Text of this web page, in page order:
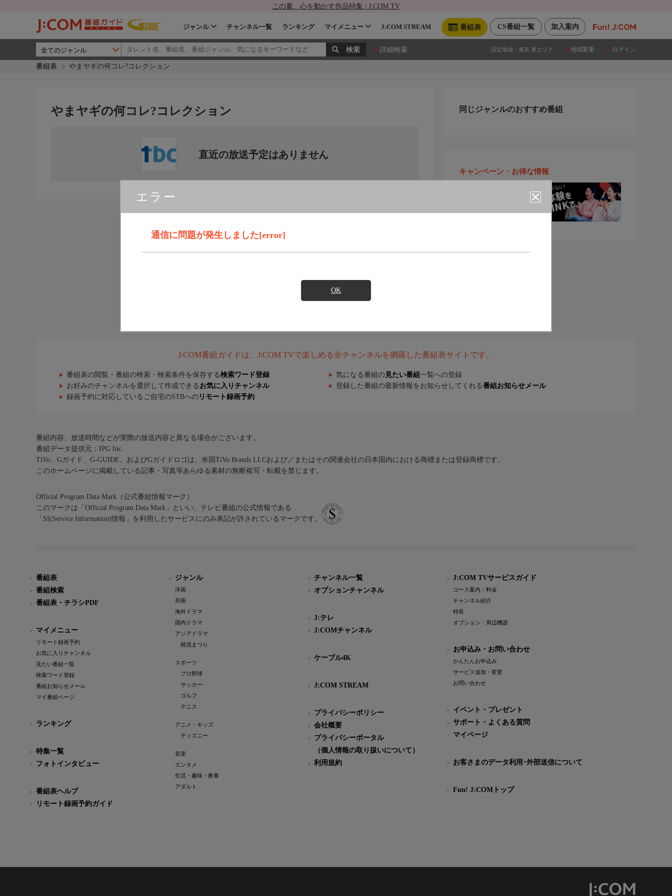
この夏、心を動かす作品特集 | J:COM TV
加入案内
CS番組一覧
番組表
ジャンル チャンネル一覧 ランキング マイメニュー J:COM STREAM
詳細検索 設定地域： 東京 東エリア 地域変更 ログイン
番組表 やまヤギの何コレ?コレクション
エラー
通信に問題が発生しました[error]
OK
やまヤギの何コレ?コレクション
直近の放送予定はありません
同じジャンルのおすすめ番組
キャンペーン・お得な情報
J:COM番組ガイドは、J:COM TVで楽しめる全チャンネルを網羅した番組表サイトです。
番組表の閲覧・番組の検索・検索条件を保存する検索ワード登録 気になる番組の 見たい番組 一覧への登録
お好みのチャンネルを選択して作成できる お気に入りチャンネル 登録した番組の最新情報をお知らせしてくれる番組お知らせメール
録画予約に対応しているご自宅のSTBへの リモート録画予約
番組内容、放送時間などが実際の放送内容と異なる場合がございます。
番組データ提供元：IPG Inc.
TiVo、Gガイド、G-GUIDE、およびGガイドロゴは、米国TiVo Brands LLCおよび／またはその関連会社の日本国内における商標または登録商標です。
このホームページに掲載している記事・写真等あらゆる素材の無断複写・転載を禁じます。
Official Program Data Mark（公式番組情報マーク）
このマークは「Official Program Data Mark」といい、テレビ番組の公式情報である
「SI(Service Information)情報」を利用したサービスにのみ表記が許されているマークです。
番組表
番組検索
番組表・チラシPDF
マイメニュー
リモート録画予約
お気に入りチャンネル
見たい番組一覧
検索ワード登録
番組お知らせメール
マイ番組ページ
ランキング
特集一覧
フォトインタビュー
番組表ヘルプ
リモート録画予約ガイド
ジャンル
洋画
邦画
海外ドラマ
国内ドラマ
アジアドラマ
韓流まつり
スポーツ
プロ野球
サッカー
ゴルフ
テニス
アニメ・キッズ
ディズニー
音楽
エンタメ
生活・趣味・教養
アダルト
チャンネル一覧
オプションチャンネル
J:テレ
J:COMチャンネル
ケーブル4K
J:COM STREAM
プライバシーポリシー
会社概要
プライバシーポータル
（個人情報の取り扱いについて）
利用規約
J:COM TVサービスガイド
コース案内・料金
チャンネル紹介
特長
オプション・周辺機器
お申込み・お問い合わせ
かんたんお申込み
サービス追加・変更
お問い合わせ
イベント・プレゼント
サポート・よくある質問
マイページ
お客さまのデータ利用･外部送信について
Fun! J:COMトップ